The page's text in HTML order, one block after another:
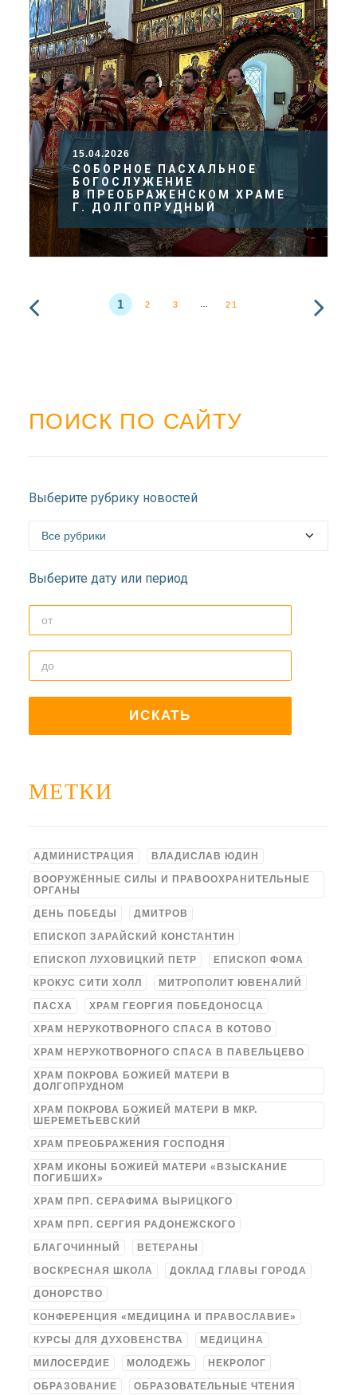
15.04.2026
СОБОРНОЕ ПАСХАЛЬНОЕ
БОГОСЛУЖЕНИЕ
В ПРЕОБРАЖЕНСКОМ ХРАМЕ
Г. ДОЛГОПРУДНЫЙ
1 2 3 … 21
ПОИСК ПО САЙТУ
Выберите рубрику новостей
Выберите дату или период
МЕТКИ
АДМИНИСТРАЦИЯ ВЛАДИСЛАВ ЮДИН
ВООРУЖЁННЫЕ СИЛЫ И ПРАВООХРАНИТЕЛЬНЫЕ
ОРГАНЫ
ДЕНЬ ПОБЕДЫ ДМИТРОВ
ЕПИСКОП ЗАРАЙСКИЙ КОНСТАНТИН
ЕПИСКОП ЛУХОВИЦКИЙ ПЕТР ЕПИСКОП ФОМА
КРОКУС СИТИ ХОЛЛ МИТРОПОЛИТ ЮВЕНАЛИЙ
ПАСХА ХРАМ ГЕОРГИЯ ПОБЕДОНОСЦА
ХРАМ НЕРУКОТВОРНОГО СПАСА В КОТОВО
ХРАМ НЕРУКОТВОРНОГО СПАСА В ПАВЕЛЬЦЕВО
ХРАМ ПОКРОВА БОЖИЕЙ МАТЕРИ В
ДОЛГОПРУДНОМ
ХРАМ ПОКРОВА БОЖИЕЙ МАТЕРИ В МКР.
ШЕРЕМЕТЬЕВСКИЙ
ХРАМ ПРЕОБРАЖЕНИЯ ГОСПОДНЯ
ХРАМ ИКОНЫ БОЖИЕЙ МАТЕРИ «ВЗЫСКАНИЕ
ПОГИБШИХ»
ХРАМ ПРП. СЕРАФИМА ВЫРИЦКОГО
ХРАМ ПРП. СЕРГИЯ РАДОНЕЖСКОГО
БЛАГОЧИННЫЙ ВЕТЕРАНЫ
ВОСКРЕСНАЯ ШКОЛА ДОКЛАД ГЛАВЫ ГОРОДА
ДОНОРСТВО
КОНФЕРЕНЦИЯ «МЕДИЦИНА И ПРАВОСЛАВИЕ»
КУРСЫ ДЛЯ ДУХОВЕНСТВА МЕДИЦИНА
МИЛОСЕРДИЕ МОЛОДЕЖЬ НЕКРОЛОГ
ОБРАЗОВАНИЕ ОБРАЗОВАТЕЛЬНЫЕ ЧТЕНИЯ